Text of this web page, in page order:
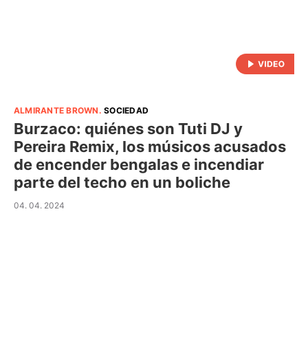
ALMIRANTE BROWN .SOCIEDAD
Burzaco: quiénes son Tuti DJ y
Pereira Remix, los músicos acusados
de encender bengalas e incendiar
parte del techo en un boliche
04. 04. 2024